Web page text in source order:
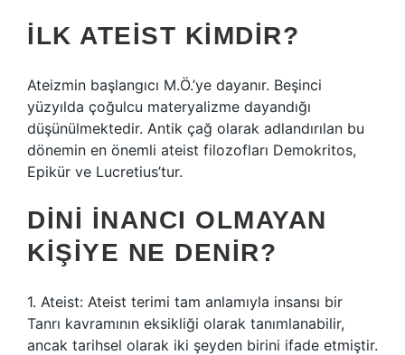
İLK ATEIST KIMDIR?
Ateizmin başlangıcı M.Ö.’ye dayanır. Beşinci
yüzyılda çoğulcu materyalizme dayandığı
düşünülmektedir. Antik çağ olarak adlandırılan bu
dönemin en önemli ateist filozofları Demokritos,
Epikür ve Lucretius’tur.
DINI INANCI OLMAYAN
KIŞIYE NE DENIR?
1. Ateist: Ateist terimi tam anlamıyla insansı bir
Tanrı kavramının eksikliği olarak tanımlanabilir,
ancak tarihsel olarak iki şeyden birini ifade etmiştir.